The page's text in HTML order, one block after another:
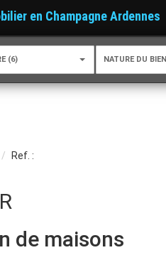
en Champagne Ardennes
(6) NATURE DU BIEN
Ref. :
de maisons